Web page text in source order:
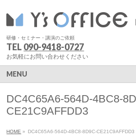
研修・セミナー・講演のご依頼
TEL 090-9418-0727
お気軽にお問い合わせください
MENU
DC4C65A6-564D-4BC8-
CE21C9AFFDD3
HOME » DC4C65A6-564D-4BC8-8D9C-CE21C9AFFDD3